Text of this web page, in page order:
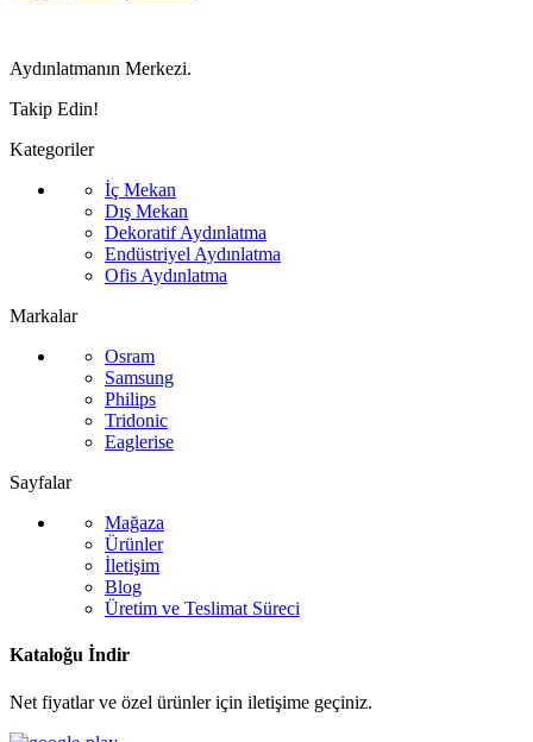
Aydınlatmanın Merkezi.
Takip Edin!
Kategoriler
İç Mekan
Dış Mekan
Dekoratif Aydınlatma
Endüstriyel Aydınlatma
Ofis Aydınlatma
Markalar
Osram
Samsung
Philips
Tridonic
Eaglerise
Sayfalar
Mağaza
Ürünler
İletişim
Blog
Üretim ve Teslimat Süreci
Kataloğu İndir
Net fiyatlar ve özel ürünler için iletişime geçiniz.